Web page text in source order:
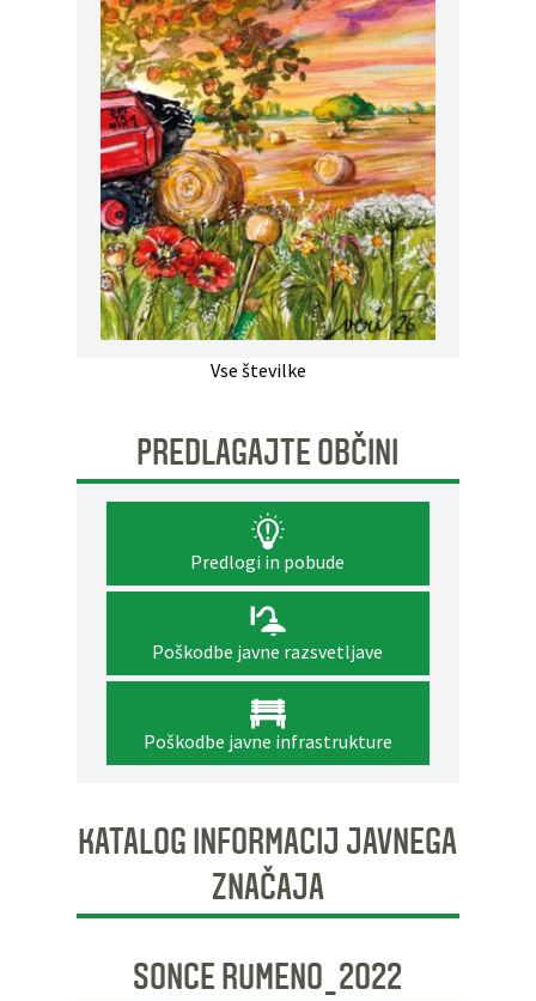
Vse številke
PREDLAGAJTE OBČINI
Predlogi in pobude
Poškodbe javne razsvetljave
Poškodbe javne infrastrukture
KATALOG INFORMACIJ JAVNEGA
ZNAČAJA
SONCE RUMENO_2022